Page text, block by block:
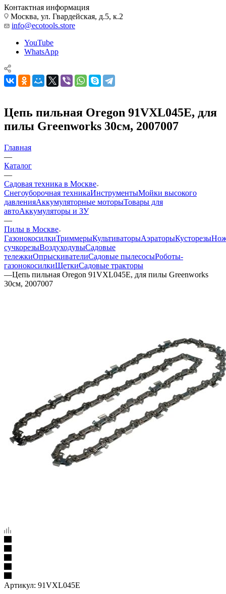
Контактная информация
Москва, ул. Гвардейская, д.5, к.2
info@ecotools.store
YouTube
WhatsApp
Цепь пильная Oregon 91VXL045E, для
пилы Greenworks 30см, 2007007
Главная
—
Каталог
—
Садовая техника в Москве
Снегоуборочная техникаИнструментыМойки высокого
давленияАккумуляторные моторыТовары для
автоАккумуляторы и ЗУ
—
Пилы в Москве
ГазонокосилкиТриммерыКультиваторыАэраторыКусторезы
сучкорезыВоздуходувыСадовые
тележкиОпрыскивателиСадовые пылесосыРоботы-
газонокосилкиЩеткиСадовые тракторы
—Цепь пильная Oregon 91VXL045E, для пилы Greenworks
30см, 2007007
Артикул: 91VXL045E